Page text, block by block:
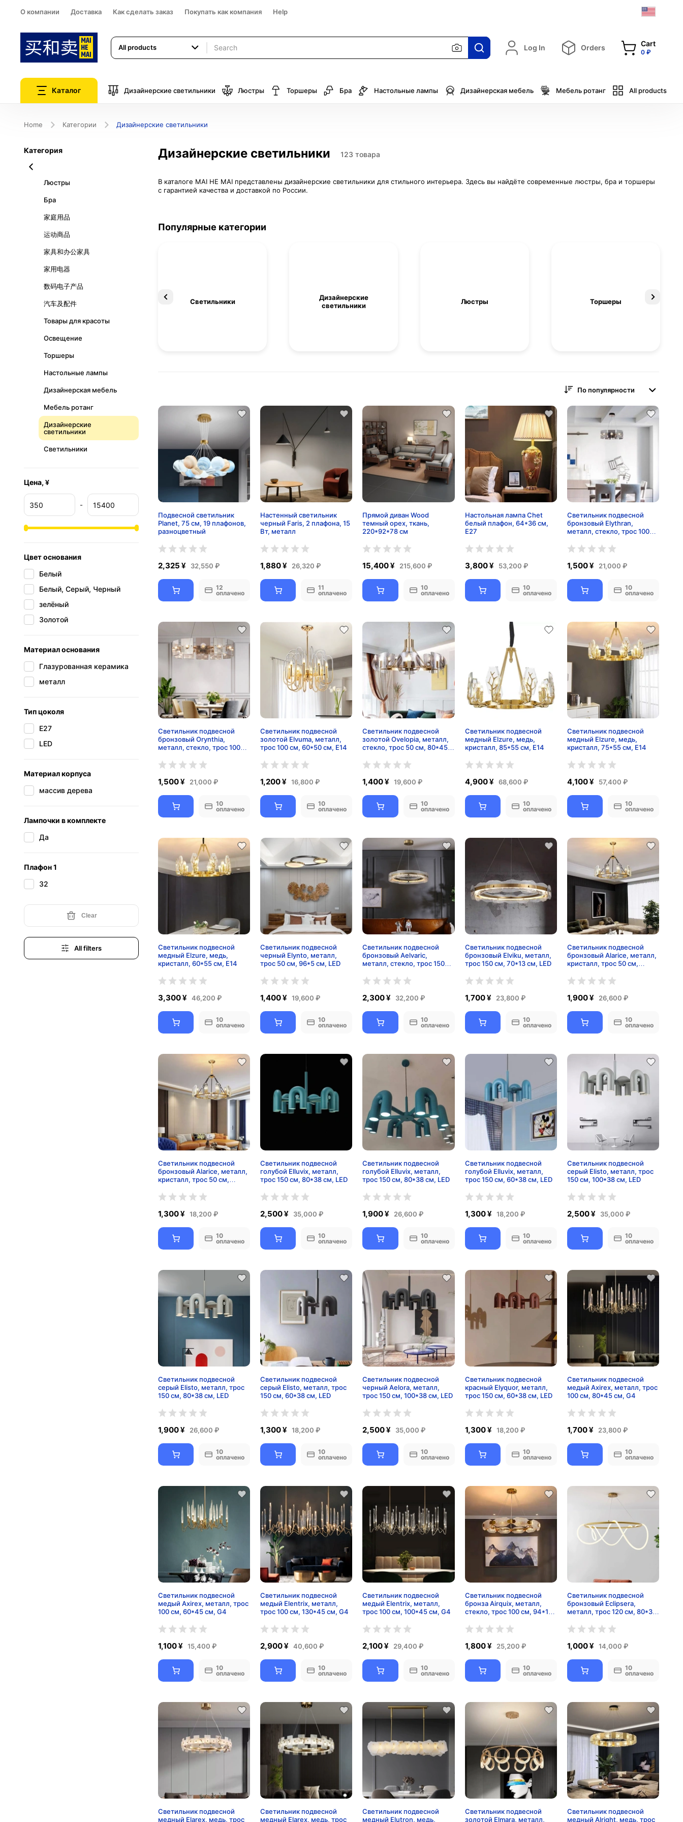
О компании Доставка Как сделать заказ Покупать как компания Help
All products Log In Orders Cart
0 ₽
Каталог Дизайнерские светильники Люстры Торшеры Бра Настольные лампы Дизайнерская мебель Мебель ротанг All products
Home Категории Дизайнерские светильники
Категория
Люстры
Бра
家庭用品
运动商品
家具和办公家具
家用电器
数码电子产品
汽车及配件
Товары для красоты
Освещение
Торшеры
Настольные лампы
Дизайнерская мебель
Мебель ротанг
Дизайнерские
светильники
Светильники
Цена, ¥
-
Цвет основания
Белый
Белый, Серый, Черный
зелёный
Золотой
Материал основания
Глазурованная керамика
металл
Тип цоколя
E27
LED
Материал корпуса
массив дерева
Лампочки в комплекте
Да
Плафон 1
32
Clear
All filters
Дизайнерские светильники 123 товара
В каталоге MAI HE MAI представлены дизайнерские светильники для стильного интерьера. Здесь вы найдёте современные люстры, бра и торшеры
с гарантией качества и доставкой по России.
Популярные категории
Освещение Светильники
Дизайнерские
светильники
Люстры Торшеры
По популярности
Подвесной светильник
Planet, 75 см, 19 плафонов,
разноцветный
2,325 ¥ 32,550 ₽
12
оплачено
Настенный светильник
черный Faris, 2 плафона, 15
Вт, металл
1,880 ¥ 26,320 ₽
11
оплачено
Прямой диван Wood
темный орех, ткань,
220*92*78 см
15,400 ¥ 215,600 ₽
10
оплачено
Настольная лампа Chet
белый плафон, 64*36 см,
E27
3,800 ¥ 53,200 ₽
10
оплачено
Светильник подвесной
бронзовый Elythran,
металл, стекло, трос 100
1,500 ¥ 21,000 ₽
10
оплачено
Светильник подвесной
бронзовый Orynthia,
металл, стекло, трос 100
1,500 ¥ 21,000 ₽
10
оплачено
Светильник подвесной
золотой Elvuma, металл,
трос 100 см, 60*50 см, E14
1,200 ¥ 16,800 ₽
10
оплачено
Светильник подвесной
золотой Ovelopia, металл,
стекло, трос 50 см, 80*45
1,400 ¥ 19,600 ₽
10
оплачено
Светильник подвесной
медный Elzure, медь,
кристалл, 85*55 см, Е14
4,900 ¥ 68,600 ₽
10
оплачено
Светильник подвесной
медный Elzure, медь,
кристалл, 75*55 см, Е14
4,100 ¥ 57,400 ₽
10
оплачено
Светильник подвесной
медный Elzure, медь,
кристалл, 60*55 см, Е14
3,300 ¥ 46,200 ₽
10
оплачено
Светильник подвесной
черный Elynto, металл,
трос 50 см, 96*5 см, LED
1,400 ¥ 19,600 ₽
10
оплачено
Светильник подвесной
бронзовый Aelvaric,
металл, стекло, трос 150
2,300 ¥ 32,200 ₽
10
оплачено
Светильник подвесной
бронзовый Elviku, металл,
трос 150 см, 70*13 см, LED
1,700 ¥ 23,800 ₽
10
оплачено
Светильник подвесной
бронзовый Alarice, металл,
кристалл, трос 50 см,
1,900 ¥ 26,600 ₽
10
оплачено
Светильник подвесной
бронзовый Alarice, металл,
кристалл, трос 50 см,
1,300 ¥ 18,200 ₽
10
оплачено
Светильник подвесной
голубой Elluvix, металл,
трос 150 см, 80*38 см, LED
2,500 ¥ 35,000 ₽
10
оплачено
Светильник подвесной
голубой Elluvix, металл,
трос 150 см, 80*38 см, LED
1,900 ¥ 26,600 ₽
10
оплачено
Светильник подвесной
голубой Elluvix, металл,
трос 150 см, 60*38 см, LED
1,300 ¥ 18,200 ₽
10
оплачено
Светильник подвесной
серый Elisto, металл, трос
150 см, 100*38 см, LED
2,500 ¥ 35,000 ₽
10
оплачено
Светильник подвесной
серый Elisto, металл, трос
150 см, 80*38 см, LED
1,900 ¥ 26,600 ₽
10
оплачено
Светильник подвесной
серый Elisto, металл, трос
150 см, 60*38 см, LED
1,300 ¥ 18,200 ₽
10
оплачено
Светильник подвесной
черный Aelora, металл,
трос 150 см, 100*38 см, LED
2,500 ¥ 35,000 ₽
10
оплачено
Светильник подвесной
красный Elyquor, металл,
трос 150 см, 60*38 см, LED
1,300 ¥ 18,200 ₽
10
оплачено
Светильник подвесной
медый Axirex, металл, трос
100 см, 80*45 см, G4
1,700 ¥ 23,800 ₽
10
оплачено
Светильник подвесной
медый Axirex, металл, трос
100 см, 60*45 см, G4
1,100 ¥ 15,400 ₽
10
оплачено
Светильник подвесной
медый Elentrix, металл,
трос 100 см, 130*45 см, G4
2,900 ¥ 40,600 ₽
10
оплачено
Светильник подвесной
медый Elentrix, металл,
трос 100 см, 100*45 см, G4
2,100 ¥ 29,400 ₽
10
оплачено
Светильник подвесной
бронза Airquix, металл,
стекло, трос 100 см, 94*15
1,800 ¥ 25,200 ₽
10
оплачено
Светильник подвесной
бронзовый Eclipsera,
металл, трос 120 см, 80*30
1,000 ¥ 14,000 ₽
10
оплачено
Светильник подвесной
медный Elarex, медь, трос
Светильник подвесной
медный Elarex, медь, трос
Светильник подвесной
медный Elutron, медь,
Светильник подвесной
золотой Elmara, металл,
Светильник подвесной
медный Alright, медь, трос